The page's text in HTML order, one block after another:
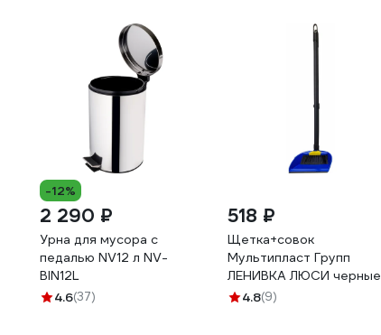
-12%
2 290 ₽
Урна для мусора с
педалью NV12 л NV-
BIN12L
4.6(37)
518 ₽
Щетка+совок
Мультипласт Групп
ЛЕНИВКА ЛЮСИ черные
рукоятки MPG962830
4.8(9)